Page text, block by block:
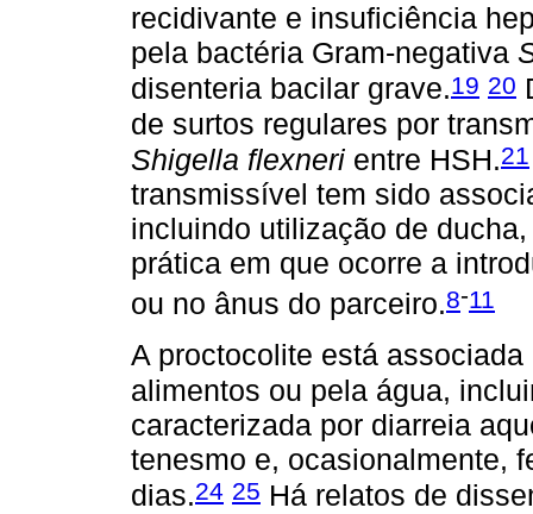
recidivante e insuficiência
pela bactéria Gram-negativa
disenteria bacilar grave.19 20
de surtos regulares por
Shigella flexneri entre HSH.21
transmissível tem sido
incluindo utilização de
prática em que ocorre a
ou no ânus do parceiro.8-11
A proctocolite está
alimentos ou pela água,
caracterizada por diarreia
tenesmo e, ocasionalmente,
dias.24 25 Há relatos de